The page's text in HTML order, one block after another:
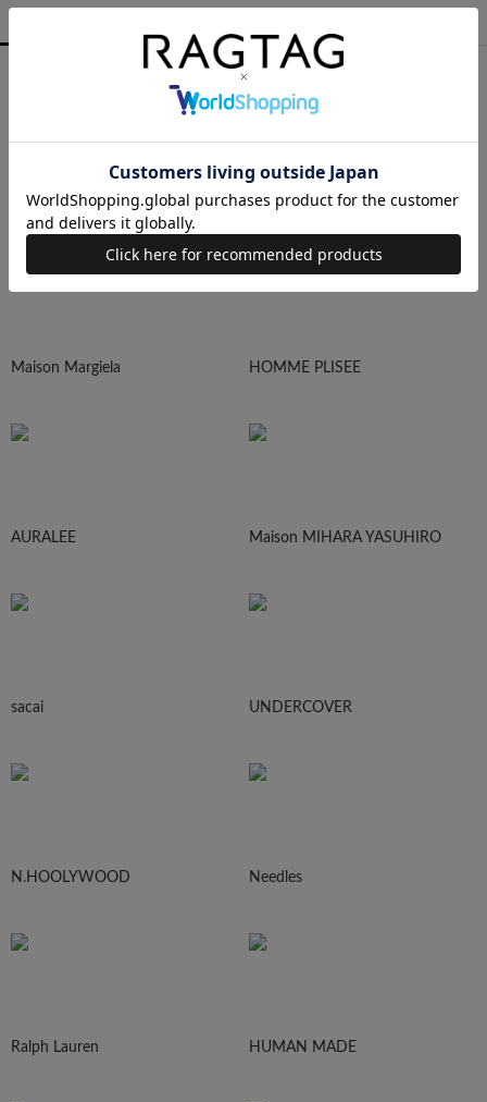
COMME des GARCONS YOHJI YAMAMOTO
Maison Margiela HOMME PLISEE
AURALEE Maison MIHARA YASUHIRO
sacai UNDERCOVER
N.HOOLYWOOD Needles
Ralph Lauren HUMAN MADE